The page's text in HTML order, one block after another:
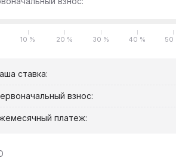
10 % 20 % 30 % 40 % 50
ставка:
взнос:
платеж: